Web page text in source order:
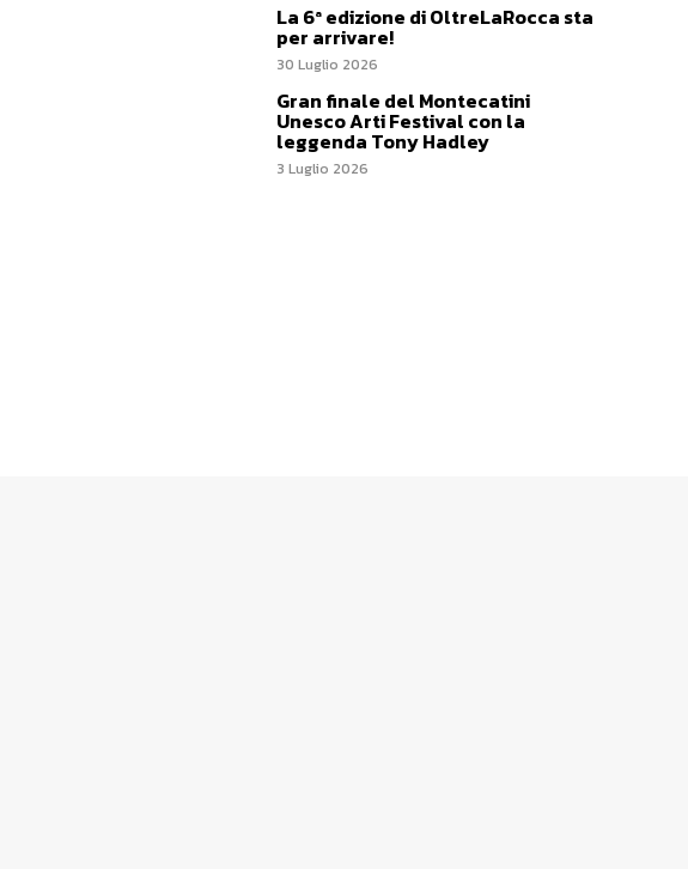
La 6ª edizione di OltreLaRocca sta
per arrivare!
30 Luglio 2026
Gran finale del Montecatini
Unesco Arti Festival con la
leggenda Tony Hadley
3 Luglio 2026